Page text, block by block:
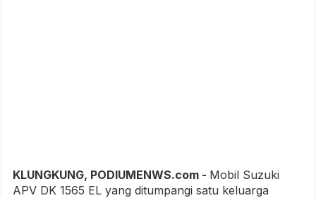
KLUNGKUNG, PODIUMENWS.com - Mobil Suzuki
APV DK 1565 EL yang ditumpangi satu keluarga